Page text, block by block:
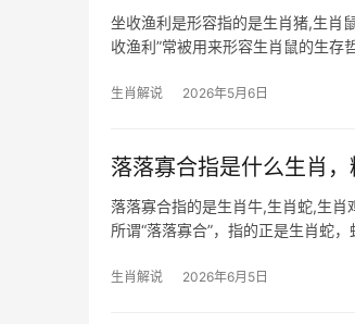
坐收渔利是形容指的是生肖猪,生肖
收渔利”常被用来形容生肖鼠的生
生肖解说 2026年5月6日
落落寡合指是什么生肖
落落寡合指的是生肖牛,生肖蛇,生肖
所谓“落落寡合”，指的正是生肖蛇
生肖解说 2026年6月5日